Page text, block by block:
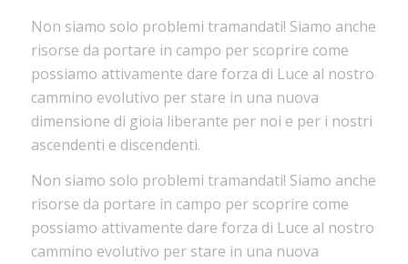
Non siamo solo problemi tramandati! Siamo anche
risorse da portare in campo per scoprire come
possiamo attivamente dare forza di Luce al nostro
cammino evolutivo per stare in una nuova
dimensione di gioia liberante per noi e per i nostri
ascendenti e discendenti.
Non siamo solo problemi tramandati! Siamo anche
risorse da portare in campo per scoprire come
possiamo attivamente dare forza di Luce al nostro
cammino evolutivo per stare in una nuova